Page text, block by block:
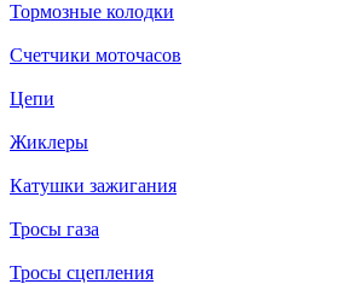
Тормозные колодки
Счетчики моточасов
Цепи
Жиклеры
Катушки зажигания
Тросы газа
Тросы сцепления